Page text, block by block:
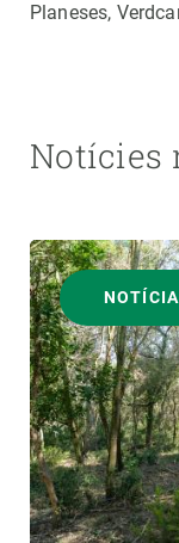
Planeses,
Notícies
NOTÍCIA